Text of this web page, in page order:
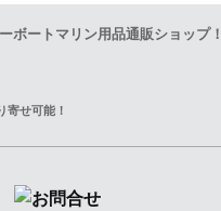
ボートマリン用品通販ショップ！
せ可能！